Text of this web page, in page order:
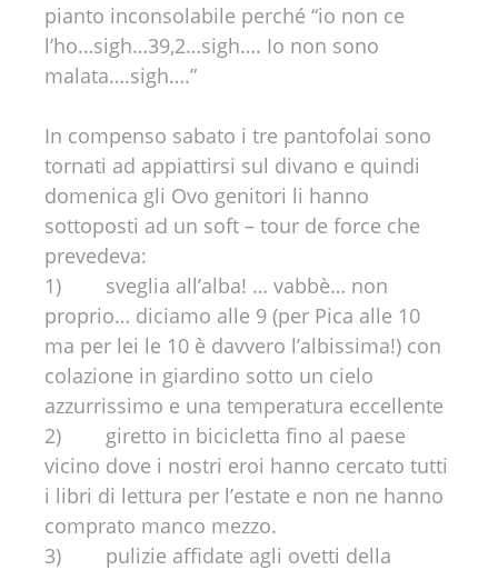
pianto inconsolabile perché “io non ce
l’ho…sigh…39,2…sigh…. Io non sono
malata….sigh….”
In compenso sabato i tre pantofolai sono
tornati ad appiattirsi sul divano e quindi
domenica gli Ovo genitori li hanno
sottoposti ad un soft – tour de force che
prevedeva:
1) sveglia all’alba! … vabbè… non
proprio… diciamo alle 9 (per Pica alle 10
ma per lei le 10 è davvero l’albissima!) con
colazione in giardino sotto un cielo
azzurrissimo e una temperatura eccellente
2) giretto in bicicletta fino al paese
vicino dove i nostri eroi hanno cercato tutti
i libri di lettura per l’estate e non ne hanno
comprato manco mezzo.
3) pulizie affidate agli ovetti della